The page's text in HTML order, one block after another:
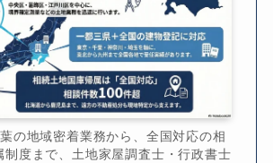
の地域密着業務から、全国対応の相
制度まで、土地家屋調査士・行政書士